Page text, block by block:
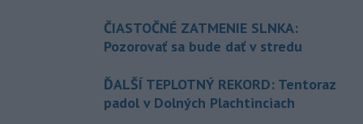
ČIASTOČNÉ ZATMENIE SLNKA:
Pozorovať sa bude dať v stredu
ĎALŠÍ TEPLOTNÝ REKORD: Tentoraz
padol v Dolných Plachtinciach